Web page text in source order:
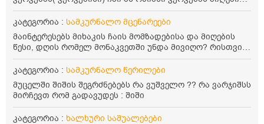
წესი. მაინტერესებდა და წავიკითხე ასეთი ინფორმაცია:
კურკუმას გააჩნია ანთების საწინააღმდეგო,
დამამშვიდებელი და ანტიოქსიდანტური თვისებები.ის
უნდა მივიღოთო ცხიმთან და შავ პილპილთან ერთად
ეფექტურობის მიზნით. 1) პირველი ვარიანტი არის ჩაი:
როგორ მივიღო კურკუმას ჩაი? უზმოზე,ჭამამდე თუ ჭამის
შემდეგ? თბილი წყალი უნდა დავასხათ თუ მდუღარე?
წავიკითხე რომ კურკუმას თუ დავასხამთ მდუღარე
წყალს, ის დაკარგავსო სასარგებლო თვისებებს, ასევე
წავიკითხე რომ თუ არ ადუღდა კურკუმა წყალში, მაშინ
შეიცავო დიდი ოდენობით ოქსალატებს და თირკმელში
კატეგორია : სამკურნალო მცენარეები
მაინტერესებს მიხაკის ჩაის მომზადებისა და მიღების
წესი, დღის რომელ მონაკვეთში უნდა მივიღო? რისთვის
არის სასარგებლო და უკუჩვენება თუ აქვს
კატეგორია : სამკურნალო წერილები
მუცელში შიშის შეგრძნებებს რა ვუშველო ?? რა ვარჯიშსს
მირჩევთ რომ გადავუდეს : შიში
კატეგორია : ხალხური საშუალებები